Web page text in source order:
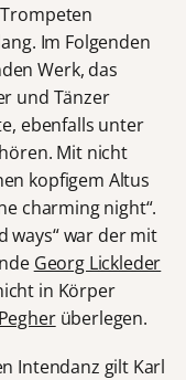
Im Folgenden
Werk, das
und Tänzer
ebenfalls unter
Mit nicht
kopfigem Altus
charming night“.
ways“ war der mit
Georg Lickleder
in Körper
überlegen.
Intendanz gilt Karl